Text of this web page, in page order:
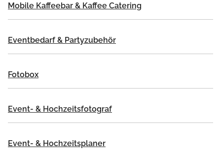
Mobile Kaffeebar & Kaffee Catering
Eventbedarf & Partyzubehör
Fotobox
Event- & Hochzeitsfotograf
Event- & Hochzeitsplaner